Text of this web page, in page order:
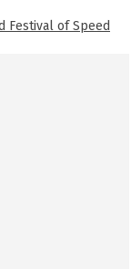
Festival of Speed